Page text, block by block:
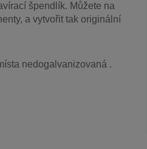
špendlík. Můžete na
a vytvořit tak originální
nedogalvanizovaná .